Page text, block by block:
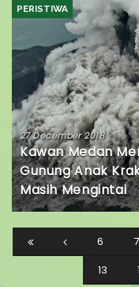
PERISTIWA
27 December 2018
Kawan Medan
Gunung Anak
Masih Mengintai
6 7
13